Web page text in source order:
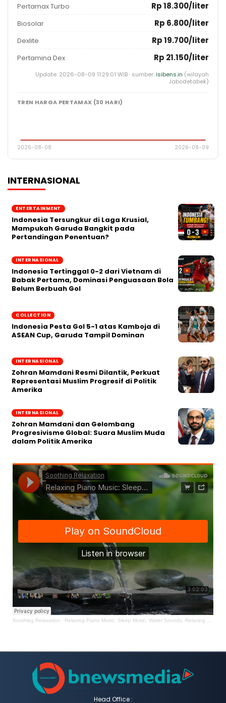
Pertamax Turbo Rp 18.300/liter
Biosolar Rp 6.800/liter
Dexlite Rp 19.700/liter
Pertamina Dex Rp 21.150/liter
Update: 2026-08-09 11:29:01 WIB · sumber:isibens.in (wilayah
Jabodetabek)
TREN HARGA PERTAMAX (30 HARI)
2026-08-08 2026-08-09
INTERNASIONAL
ENTERTAINMENT
Indonesia Tersungkur di Laga Krusial,
Mampukah Garuda Bangkit pada
Pertandingan Penentuan?
INTERNASIONAL
Indonesia Tertinggal 0-2 dari Vietnam di
Babak Pertama, Dominasi Penguasaan Bola
Belum Berbuah Gol
COLLECTION
Indonesia Pesta Gol 5-1 atas Kamboja di
ASEAN Cup, Garuda Tampil Dominan
INTERNASIONAL
Zohran Mamdani Resmi Dilantik, Perkuat
Representasi Muslim Progresif di Politik
Amerika
INTERNASIONAL
Zohran Mamdani dan Gelombang
Progresivisme Global: Suara Muslim Muda
dalam Politik Amerika
Soothing Relaxation · Relaxing Piano Music: Sleep Music, Water Sounds, Relaxing Music, Meditation Music ★47
Head Office :